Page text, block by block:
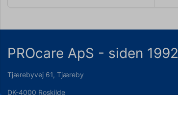
PROcare ApS - siden 1992
Tjærebyvej 61, Tjæreby
DK-4000 Roskilde